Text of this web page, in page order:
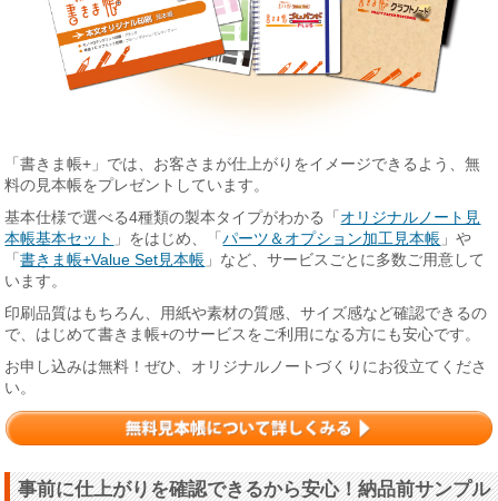
「書きま帳+」では、お客さまが仕上がりをイメージできるよう、無
料の見本帳をプレゼントしています。
基本仕様で選べる4種類の製本タイプがわかる「 オリジナルノート見
本帳基本セット 」をはじめ、「パーツ＆オプション加工見本帳 」や
「書きま帳+Value Set見本帳 」など、サービスごとに多数ご用意して
います。
印刷品質はもちろん、用紙や素材の質感、サイズ感など確認できるの
で、はじめて書きま帳+のサービスをご利用になる方にも安心です。
お申し込みは無料！ぜひ、オリジナルノートづくりにお役立てくださ
い。
事前に仕上がりを確認できるから安心！納品前サンプル